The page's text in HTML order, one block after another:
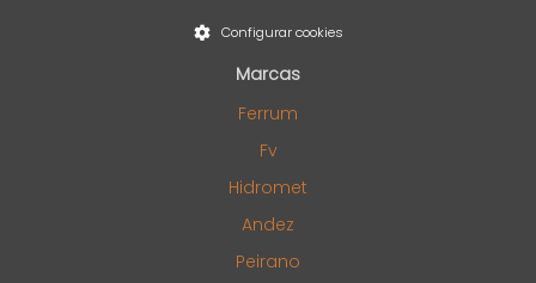
Configurar cookies
Marcas
Ferrum
Fv
Hidromet
Andez
Peirano